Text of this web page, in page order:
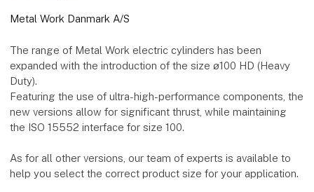
Metal Work Danmark A/S
The range of Metal Work electric cylinders has been
expanded with the introduction of the size ø100 HD (Heavy
Duty).
Featuring the use of ultra-high-performance components, the
new versions allow for significant thrust, while maintaining
the ISO 15552 interface for size 100.
As for all other versions, our team of experts is available to
help you select the correct product size for your application.